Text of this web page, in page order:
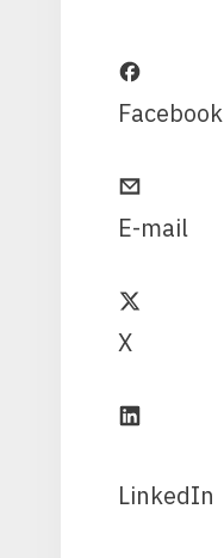
Facebook
E-mail
X
LinkedIn